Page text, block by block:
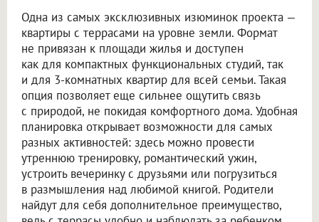
Одна из самых эксклюзивных изюминок проекта —
квартиры с террасами на уровне земли. Формат
не привязан к площади жилья и доступен
как для компактных функциональных студий, так
и для 3-комнатных квартир для всей семьи. Такая
опция позволяет еще сильнее ощутить связь
с природой, не покидая комфортного дома. Удобная
планировка открывает возможности для самых
разных активностей: здесь можно провести
утреннюю тренировку, романтический ужин,
устроить вечеринку с друзьями или погрузиться
в размышления над любимой книгой. Родители
найдут для себя дополнительное преимущество,